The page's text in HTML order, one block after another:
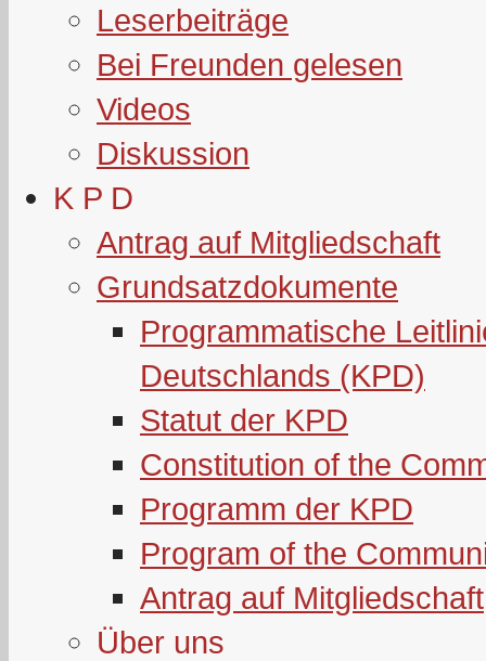
Leserbeiträge
Bei Freunden gelesen
Videos
Diskussion
K P D
Antrag auf Mitgliedschaft
Grundsatzdokumente
Programmatische
Deutschlands (KPD)
Statut der KPD
Constitution of the
Programm der KPD
Program of the
Antrag auf Mitgliedschaft
Über uns